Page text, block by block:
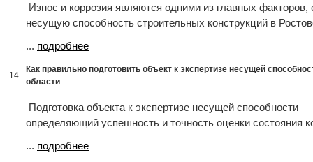
Износ и коррозия являются одними из главных
несущую способность строительных конструкций в
... подробнее
14.
Как правильно подготовить объект к экспертизе несущей
области
Подготовка объекта к экспертизе несущей способности
определяющий успешность и точность оценки состояния
... подробнее